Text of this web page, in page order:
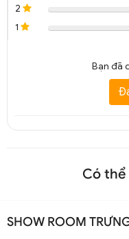
2
1
Bạn đã
Có
SHOW ROOM